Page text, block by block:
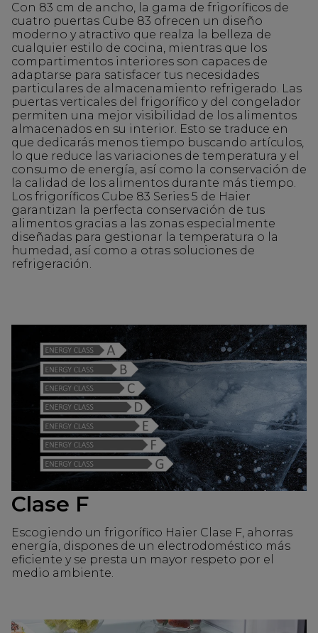
Con 83 cm de ancho, la gama de frigoríficos de
cuatro puertas Cube 83 ofrecen un diseño
moderno y atractivo que realza la belleza de
cualquier estilo de cocina, mientras que los
compartimentos interiores son capaces de
adaptarse para satisfacer tus necesidades
particulares de almacenamiento refrigerado. Las
puertas verticales del frigorífico y del congelador
permiten una mejor visibilidad de los alimentos
almacenados en su interior. Esto se traduce en
que dedicarás menos tiempo buscando artículos,
lo que reduce las variaciones de temperatura y el
consumo de energía, así como la conservación de
la calidad de los alimentos durante más tiempo.
Los frigoríficos Cube 83 Series 5 de Haier
garantizan la perfecta conservación de tus
alimentos gracias a las zonas especialmente
diseñadas para gestionar la temperatura o la
humedad, así como a otras soluciones de
refrigeración.
Clase F
Escogiendo un frigorífico Haier Clase F, ahorras
energía, dispones de un electrodoméstico más
eficiente y se presta un mayor respeto por el
medio ambiente.